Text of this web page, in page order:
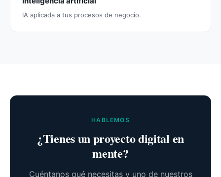
IA aplicada a tus procesos de negocio.
HABLEMOS
¿Tienes un proyecto digital en
mente?
Cuéntanos qué necesitas y uno de nuestros